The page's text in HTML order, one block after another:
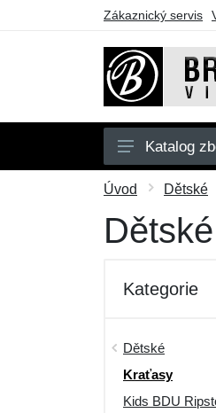
Zákaznický servis
Pánské
Dámské
Doplňky
Outdoor
Dárkové
Výprodej
Katalog
Úvod Dětské
Kategorie
Dětské
Kraťasy
Kids BDU